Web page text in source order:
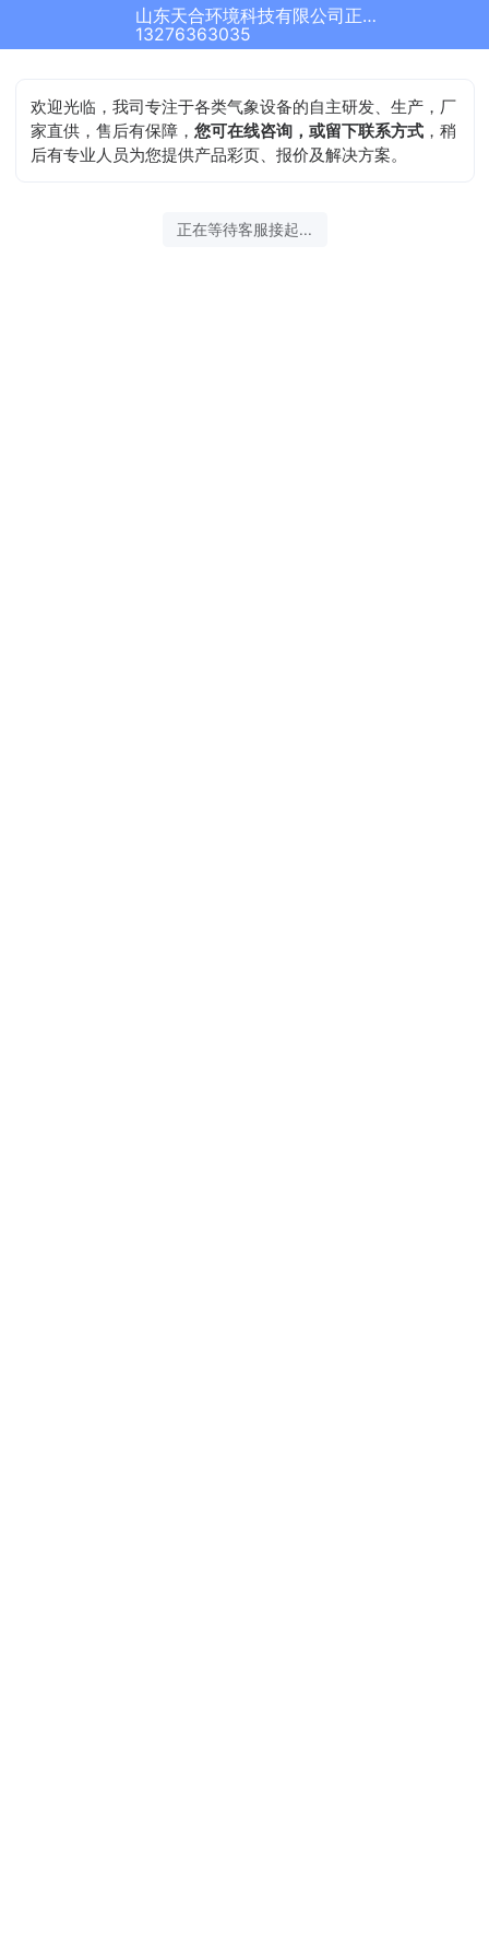
山东天合环境科技有限公司正在为您服务
13276363035
欢迎光临，我司专注于各类气象设备的自主研发、生产，厂
家直供，售后有保障，您可在线咨询，或留下联系方式 ，稍
后有专业人员为您提供产品彩页、报价及解决方案。
正在等待客服接起...